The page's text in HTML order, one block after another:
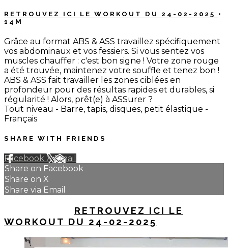
RETROUVEZ ICI LE WORKOUT DU 24-02-2025 •
14M
Grâce au format ABS & ASS travaillez spécifiquement
vos abdominaux et vos fessiers. Si vous sentez vos
muscles chauffer : c'est bon signe ! Votre zone rouge
a été trouvée, maintenez votre souffle et tenez bon !
ABS & ASS fait travailler les zones ciblées en
profondeur pour des résultas rapides et durables, si
régularité ! Alors, prêt(e) à ASSurer ?
Tout niveau - Barre, tapis, disques, petit élastique -
Français
SHARE WITH FRIENDS
Facebook XEmail
Share on Facebook
Share on X
Share via Email
RETROUVEZ ICI LE
WORKOUT DU 24-02-2025